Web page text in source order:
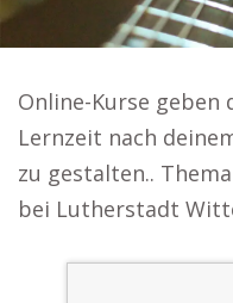
Online-Kurse
Lernzeit nach
zu gestalten..
bei Lutherstadt